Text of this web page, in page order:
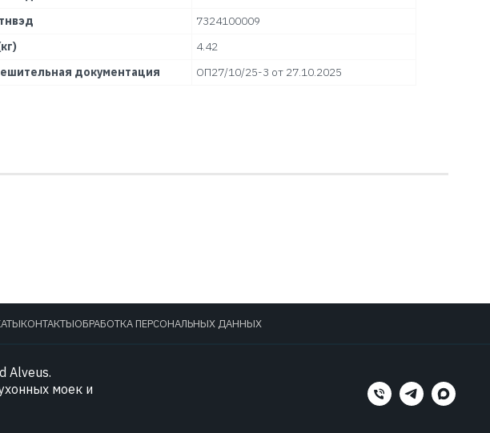
7324100009
4.42
документация
ОП27/10/25-3 от 27.10.2025
КОНТАКТЫОБРАБОТКА ПЕРСОНАЛЬНЫХ ДАННЫХ
Alveus.
моек и